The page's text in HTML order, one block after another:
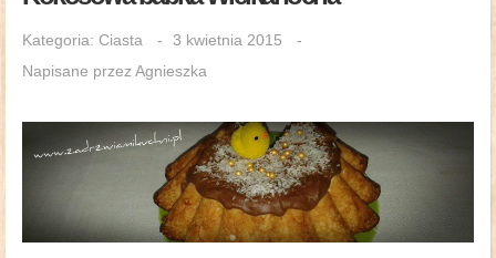
Kategoria: Ciasta
3 kwietnia 2015
Napisane przez Agnieszka